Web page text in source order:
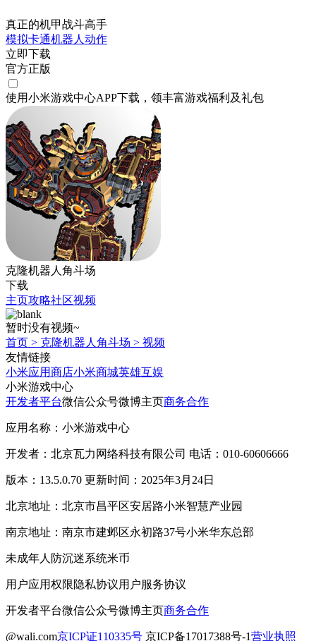
真正的机甲战斗高手
模拟卡通机器人 动作
立即下载
官方正版
使用小米游戏中心APP下载 ，领丰富游戏福利 及礼包
克隆机器人角斗场
下载
主页攻略社区视频
暂时没有视频~
首页 > 克隆机器人角斗场 > 视频
友情链接
小米应用商店小米商城英雄互娱
小米游戏中心
开发者平台微信公众号微博主页商务合作
应用名称：小米游戏中心
开发者：北京瓦力网络科技有限公司 电话：010-60606666
版本：13.5.0.70 更新时间：2025年3月24日
北京地址：北京市昌平区安居路小米智慧产业园
南京地址：南京市建邺区永初路37号小米华东总部
未成年人防沉迷系统米币
用户应用权限隐私协议用户服务协议
开发者平台微信公众号微博主页商务合作
@wali.com京ICP证110335号 京ICP备17017388号-1营业执照